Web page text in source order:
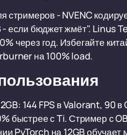
- NVENC
- если бюджет жмёт". Linus
через год. Избегайте
на 100% load.
144 FPS в Valorant, 90
быстрее с Ti. Стример с
PyTorch на 12GB обучает